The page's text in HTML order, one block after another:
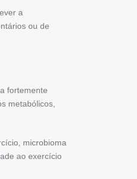
a
ou de
fortemente
metabólicos,
microbioma
ao exercício